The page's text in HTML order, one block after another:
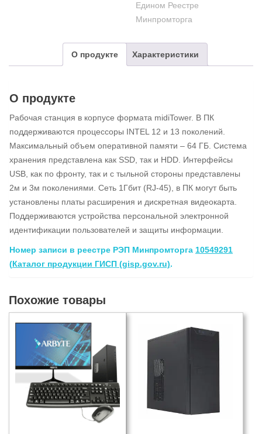
Едином Реестре
Минпромторга
О продукте Характеристики
О продукте
Рабочая станция в корпусе формата midiTower. В ПК
поддерживаются процессоры INTEL 12 и 13 поколений.
Максимальный объем оперативной памяти – 64 ГБ. Система
хранения представлена как SSD, так и HDD. Интерфейсы
USB, как по фронту, так и с тыльной стороны представлены
2м и 3м поколениями. Сеть 1Гбит (RJ-45), в ПК могут быть
установлены платы расширения и дискретная видеокарта.
Поддерживаются устройства персональной электронной
идентификации пользователей и защиты информации.
Номер записи в реестре РЭП Минпромторга 10549291
(Каталог продукции ГИСП (gisp.gov.ru).
Похожие товары